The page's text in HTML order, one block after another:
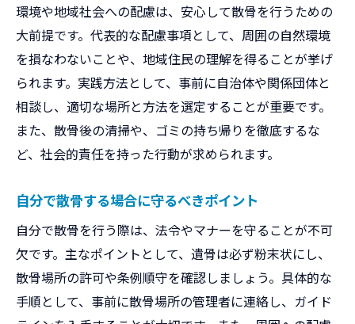
将来のトラブルを防ぐ家族間の合意形成
大阪府で安心供養を叶える散骨の流れ
大阪府で散骨する理想的な流れを解説
散骨前後で行うべき供養の具体的手順
故人の想いを大切にする散骨の進め方
散骨時の手続きや必要な準備ポイント
散骨後のアフターフォローと家族サポート
知っておきたい散骨の法的ポイントまとめ
大阪府で散骨する際の法律的な基礎知識
散骨で違法とならないための注意点
条例や法令で定められた散骨の範囲とは
環境や地域社会への配慮は、安心して散骨を行うための
大前提です。代表的な配慮事項として、周囲の自然環境
を損なわないことや、地域住民の理解を得ることが挙げ
られます。実践方法として、事前に自治体や関係団体と
相談し、適切な場所と方法を選定することが重要です。
また、散骨後の清掃や、ゴミの持ち帰りを徹底するな
ど、社会的責任を持った行動が求められます。
自分で散骨する場合に守るべきポイント
自分で散骨を行う際は、法令やマナーを守ることが不可
欠です。主なポイントとして、遺骨は必ず粉末状にし、
散骨場所の許可や条例順守を確認しましょう。具体的な
手順として、事前に散骨場所の管理者に連絡し、ガイド